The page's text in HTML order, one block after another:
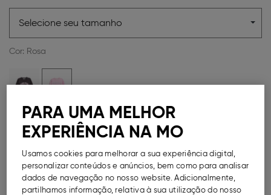
Selecione seu tamanho
Cor: Rosa
Guia de Tamanhos
Métodos de Pagamento Disponíveis
PARA UMA MELHOR
EXPERIÊNCIA NA MO
Usamos cookies para melhorar a sua experiência digital,
personalizar conteúdos e anúncios, bem como para analisar
dados de navegação no nosso website. Adicionalmente,
partilhamos informação, relativa à sua utilização do nosso